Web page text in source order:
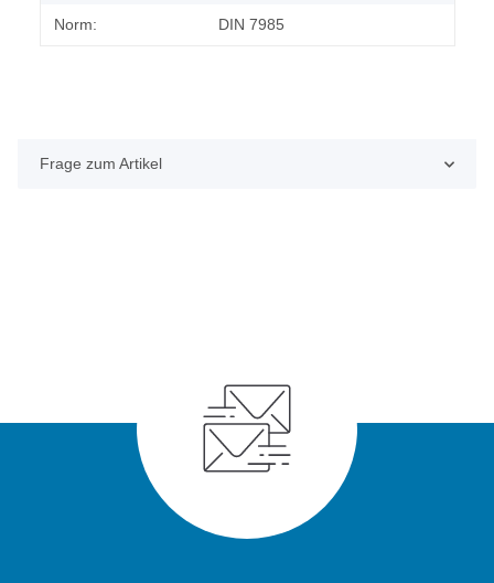
Norm: DIN 7985
Frage zum Artikel